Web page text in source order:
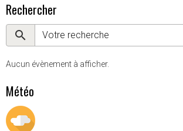
Rechercher
Aucun évènement à afficher.
Météo